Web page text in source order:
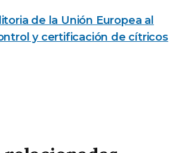
de la Unión Europea al
y certificación de cítricos